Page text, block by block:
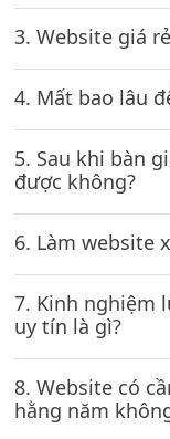
3. Website giá
4. Mất bao lâu
5. Sau khi bàn
được không?
6. Làm website
7. Kinh nghiệm
uy tín là gì?
8. Website có
hằng năm